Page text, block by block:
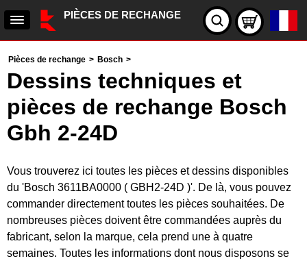
PIÈCES DE RECHANGE
Pièces de rechange > Bosch >
Dessins techniques et
pièces de rechange Bosch
Gbh 2-24D
Vous trouverez ici toutes les pièces et dessins disponibles
du 'Bosch 3611BA0000 ( GBH2-24D )'. De là, vous pouvez
commander directement toutes les pièces souhaitées. De
nombreuses pièces doivent être commandées auprès du
fabricant, selon la marque, cela prend une à quatre
semaines. Toutes les informations dont nous disposons se